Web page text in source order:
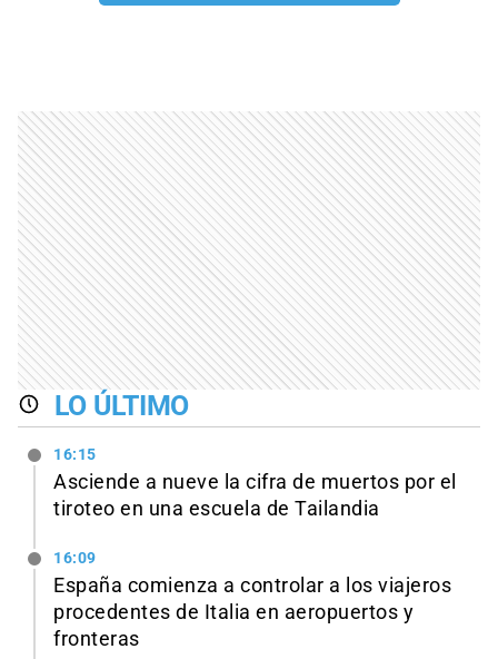
LO ÚLTIMO
16:15
Asciende a nueve la cifra de muertos por el
tiroteo en una escuela de Tailandia
16:09
España comienza a controlar a los viajeros
procedentes de Italia en aeropuertos y
fronteras